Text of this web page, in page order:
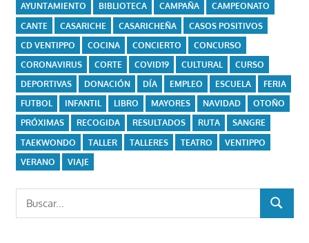
AYUNTAMIENTO
BIBLIOTECA CAMPAÑA
CAMPEONATO
CANTE
CASARICHE CASARICHEÑA
CASOS POSITIVOS
CD VENTIPPO
COCINA CONCIERTO
CONCURSO
CORONAVIRUS
CORTE COVID19 CULTURAL
CURSO
DEPORTIVAS
DONACIÓN DÍA EMPLEO ESCUELA
FERIA
FUTBOL
INFANTIL LIBRO MAYORES NAVIDAD
OTOÑO
PRÓXIMAS
RECOGIDA RESULTADOS RUTA
SANGRE
TAEKWONDO
TALLER TALLERES TEATRO
VENTIPPO
VERANO
VIAJE
BUSCAR